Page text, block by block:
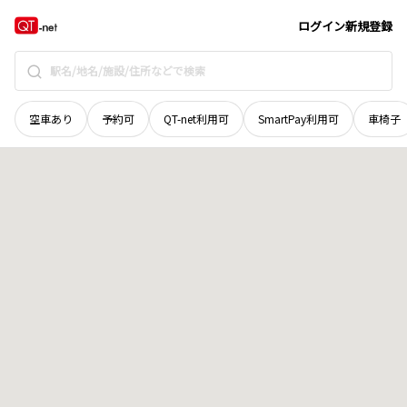
ログイン新規登録
空車あり 予約可 QT-net利用可 SmartPay利用可 車椅子
和歌山県